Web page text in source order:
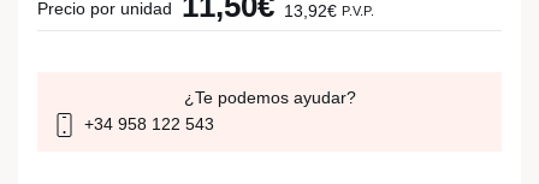
Precio por unidad 13,92€ P.V.P.
¿Te podemos ayudar?
+34 958 122 543